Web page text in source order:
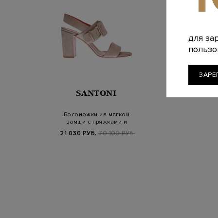
SANTONI
Босоножки из мягкой
замши с пряжками и
21 030 РУБ. 70 100 РУБ.
для